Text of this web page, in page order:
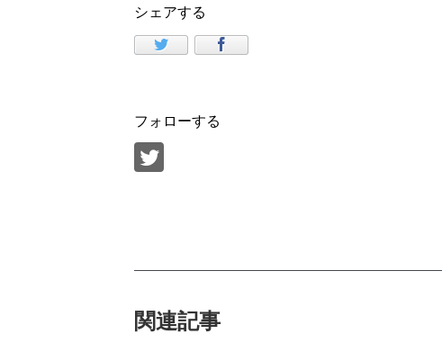
シェアする
フォローする
関連記事